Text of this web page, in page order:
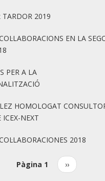
TARDOR 2019
EN LA
PER A LA
HOMOLOGAT
ICEX-NEXT
2018
Pàgina 1
Pàgina
següent
››